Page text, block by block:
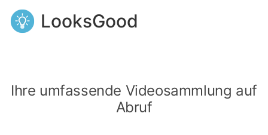
LooksGood
Ihre umfassende Videosammlung auf
Abruf